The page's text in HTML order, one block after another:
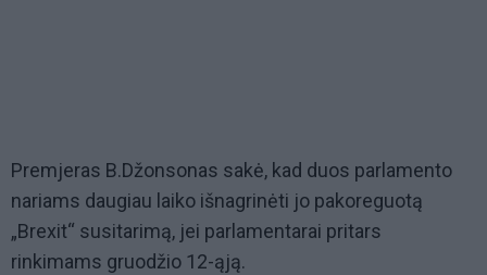
Premjeras B.Džonsonas sakė, kad duos parlamento
nariams daugiau laiko išnagrinėti jo pakoreguotą
„Brexit“ susitarimą, jei parlamentarai pritars
rinkimams gruodžio 12-ąją.